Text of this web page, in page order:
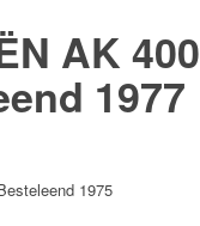
AK 400
1977
1975